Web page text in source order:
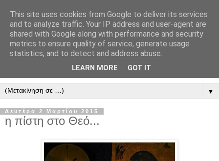
" Εξομολογεῖσθε τῶ Κυρίῳ
"
ὃτι ἀγαθός, ὃτι εἰς τόν αἰῶνα τό ἔλεος αὐτοῦ. Αλληλούϊα.
▼
Δευτέρα 2 Μαρτίου 2015
η πίστη στο Θεό...
This site uses cookies from Google to deliver its services
and to analyze traffic. Your IP address and user-agent are
shared with Google along with performance and security
metrics to ensure quality of service, generate usage
statistics, and to detect and address abuse.
LEARN MORE GOT IT